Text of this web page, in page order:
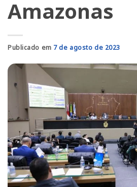
Amazonas
Publicado em 7 de agosto de 2023